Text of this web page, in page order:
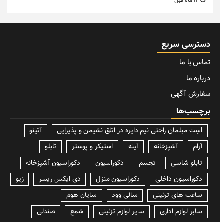
دسترسی سریع
تماس با ما
درباره ما
سفارش آگهی
برچسب‌ها
lسِت مبلمان راحتی نیم دایره در اتاق نشیمن و پذیرایی
آتینو
آرام
آشپزخانه آینه استیکر و پوستر
تابلو
تابلو شاسی
تجسم دکوراسیون
دکوراسیون آشپزخانه
دکوراسیون داخلی
دکوراسیون منزل دی ایکس ریسر
زیو
ساعت های تزئینی
سالی وود
سایان هوم
سایر لوازم اداری
سایر لوازم تزئینی شمع
صندلی